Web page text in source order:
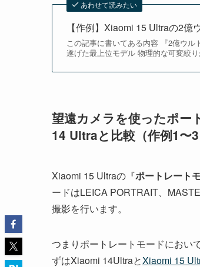
あわせて読みたい
【作例】Xiaomi 15 Ultraの2
この記事に書いてある内容 『2億ウ
遂げた最上位モデル 物理的な可変絞
望遠カメラを使ったポー
14 Ultraと比較（作例1〜3
Xiaomi 15 Ultraの『ポートレート
ードはLEICA PORTRAIT、
撮影を行います。
つまりポートレートモードにおい
ずはXiaomi 14UltraとXiaomi 15